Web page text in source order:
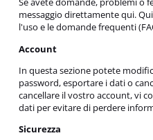
messaggio direttamente qui.
l'uso e le domande frequenti
Account
In questa sezione potete
password, esportare i dati o
cancellare il vostro account, vi
dati per evitare di perdere
Sicurezza